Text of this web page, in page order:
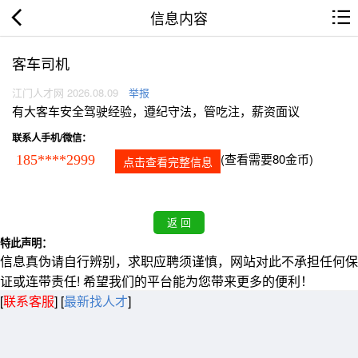
信息内容
客车司机
江门人才网 2026.08.09 举报
有大客车安全驾驶经验，遵纪守法，管吃注，薪资面议
联系人手机/微信：
185****2999 点击查看完整信息 (查看需要80金币)
特此声明：
信息真伪请自行辨别，求职应聘须谨慎，网站对此不承担任何保
证或连带责任! 希望我们的平台能为您带来更多的便利！
[联系客服] [最新找人才]